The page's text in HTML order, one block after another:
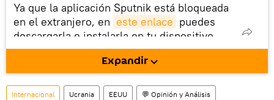
Ya que la aplicación Sputnik está bloqueada
en el extranjero, en este enlace puedes
descargarla e instalarla en tu dispositivo
móvil (¡solo para Android!).
También tenemos una cuenta en la red
social rusa VK .
Expandir
Internacional Ucrania EEUU 💬 Opinión y Análisis